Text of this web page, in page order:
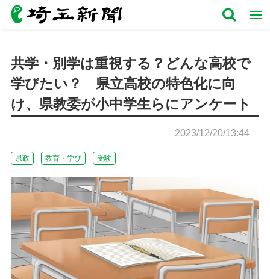
共学・別学は重視する？どんな高校で
学びたい？ 県立高校の特色化に向
け、県教委が小中学生らにアンケート
2023/12/20/13:44
県政 教育・学び 受験